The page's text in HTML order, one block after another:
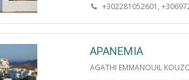
+302281052601,
APANEMIA
AGATHI EMMANOUIL